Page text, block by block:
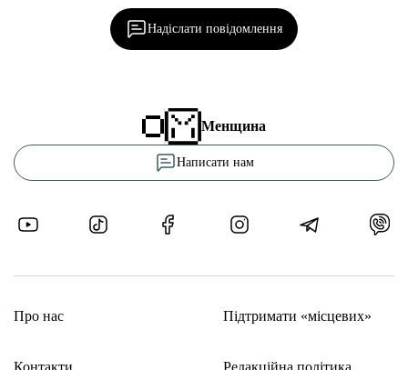
Надіслати повідомлення
Менщина
Написати нам
Про нас
Контакти
Підтримати «місцевих»
Редакційна політика